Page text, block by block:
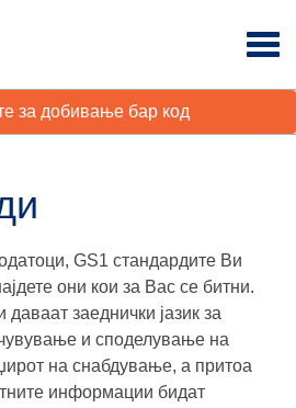
за добивање бар код
GS1 стандардите Ви
они кои за Вас се битни.
заеднички јазик за
и споделување на
на снабдување, а притоа
информации бидат